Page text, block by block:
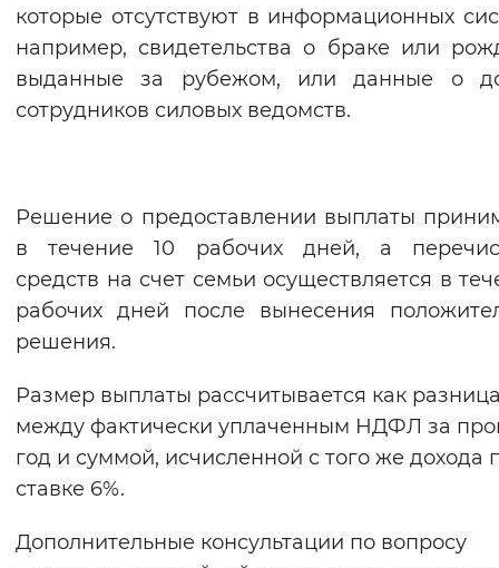
которые отсутствуют в информационных
например, свидетельства о браке или
выданные за рубежом, или данные о
сотрудников силовых ведомств.
Решение о предоставлении выплаты
в течение 10 рабочих дней, а
средств на счет семьи осуществляется в
рабочих дней после вынесения
решения.
Размер выплаты рассчитывается как
между фактически уплаченным НДФЛ за
год и суммой, исчисленной с того же дохода
ставке 6%.
Дополнительные консультации по вопросу